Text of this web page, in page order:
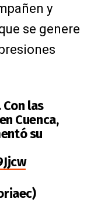
y
se genere
las
Cuenca,
su